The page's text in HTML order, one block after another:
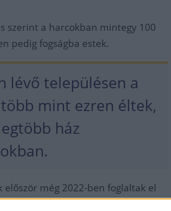
szerint a harcokban mintegy 100
pedig fogságba estek.
lévő településen a
mint ezren éltek,
ház
még 2022-ben foglaltak el
irányítás alá került - a Zserebec